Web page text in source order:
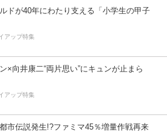
ドが40年にわたり支える「小学生の甲子
アップ特集
×向井康二“両片思い”にキュンが止まら
アップ特集
市伝説発生!?ファミマ45％増量作戦再来